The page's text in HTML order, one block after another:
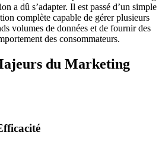
a dû s’adapter. Il est passé d’un simple
complète capable de gérer plusieurs
volumes de données et de fournir des
des consommateurs.
du Marketing